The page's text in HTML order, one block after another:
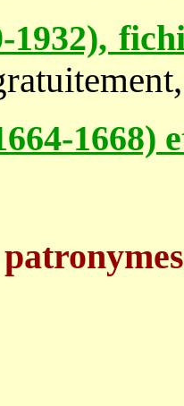
1932),
1668)